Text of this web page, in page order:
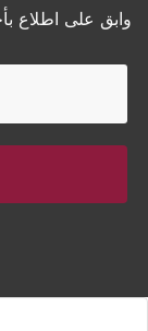
وابق على اطلاع